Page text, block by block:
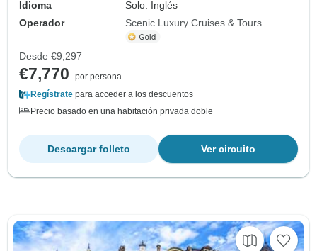
Idioma
Solo: Inglés
Operador
Scenic Luxury Cruises & Tours
Desde €9,297
€7,770
por persona
Regístrate para acceder a los descuentos
Precio basado en una habitación privada doble
Ver circuito
Descargar folleto